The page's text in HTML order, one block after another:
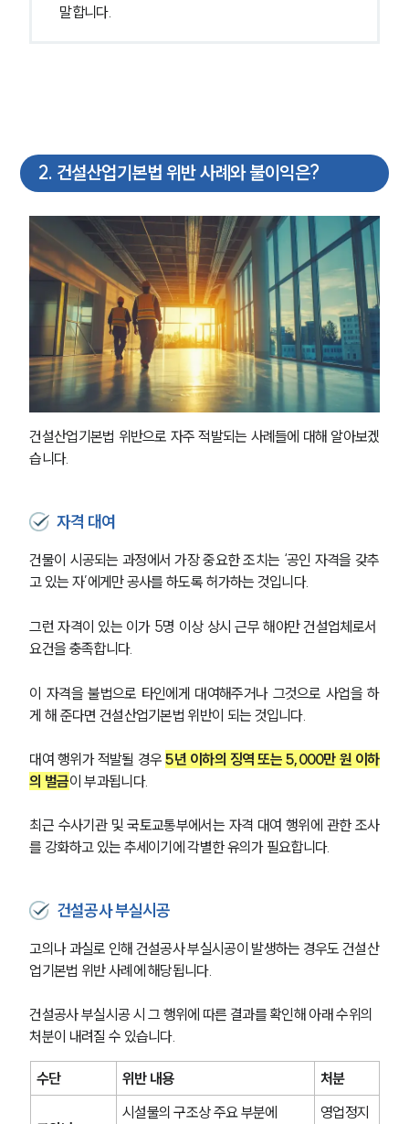
말합니다.
2. 건설산업기본법 위반 사례와 불이익은?
건설산업기본법 위반으로 자주 적발되는 사례들에 대해 알아보겠
습니다.
자격 대여
건물이 시공되는 과정에서 가장 중요한 조치는 ‘공인 자격을 갖추
고 있는 자’에게만 공사를 하도록 허가하는 것입니다.
그런 자격이 있는 이가 5명 이상 상시 근무 해야만 건설업체로서
요건을 충족합니다.
이 자격을 불법으로 타인에게 대여해주거나 그것으로 사업을 하
게 해 준다면 건설산업기본법 위반이 되는 것입니다.
대여 행위가 적발될 경우 5년 이하의 징역 또는 5,000만 원 이하
의 벌금이 부과됩니다.
최근 수사기관 및 국토교통부에서는 자격 대여 행위에 관한 조사
를 강화하고 있는 추세이기에 각별한 유의가 필요합니다.
건설공사 부실시공
고의나 과실로 인해 건설공사 부실시공이 발생하는 경우도 건설산
업기본법 위반 사례에 해당됩니다.
건설공사 부실시공 시 그 행위에 따른 결과를 확인해 아래 수위의
처분이 내려질 수 있습니다.
수단 위반 내용 처분
시설물의 구조상 주요 부분에 영업정지